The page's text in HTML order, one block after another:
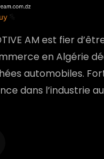
AM est fier
en Algérie
automobiles.
dans l’industrie